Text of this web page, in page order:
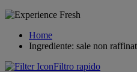
Home
Ingrediente: sale non
Filtro rapido